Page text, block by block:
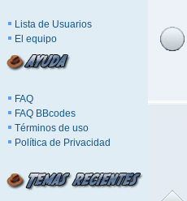
Lista de Usuarios
El equipo
FAQ
FAQ BBcodes
Términos de uso
Política de Privacidad